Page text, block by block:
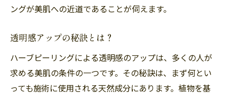
ハーブピーリングで肌トラブルを防ぐ福岡市南
区大橋のおすすめ施術
トラブル肌に悩む方必見の施術効果
敏感肌でも安心して受けられる理由
ングが美肌への近道であることが伺えます。
透明感アップの秘訣とは？
ハーブピーリングによる透明感のアップは、多くの人が
求める美肌の条件の一つです。その秘訣は、まず何とい
っても施術に使用される天然成分にあります。植物を基